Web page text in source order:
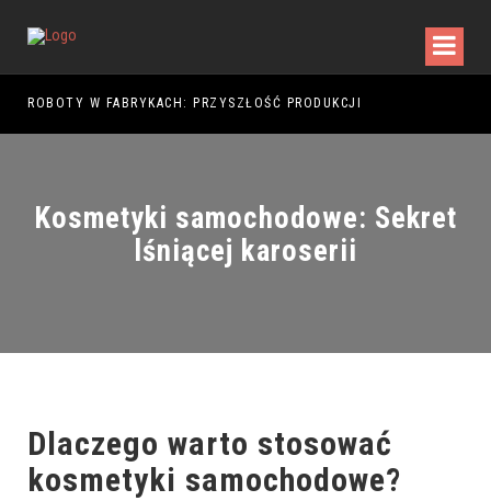
ROBOTY W FABRYKACH: PRZYSZŁOŚĆ PRODUKCJI
Kosmetyki samochodowe: Sekret
lśniącej karoserii
Dlaczego warto stosować
kosmetyki samochodowe?